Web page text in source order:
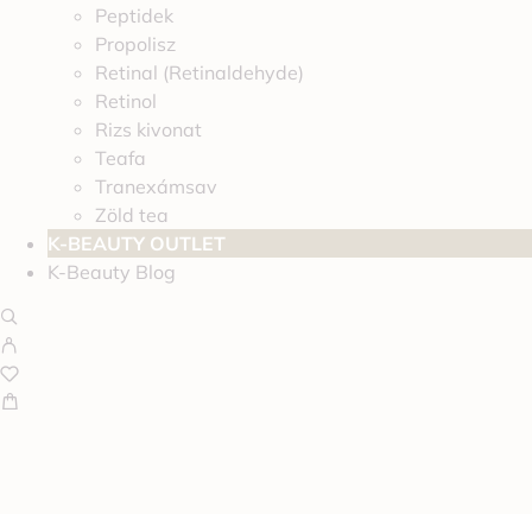
Peptidek
Propolisz
Retinal (Retinaldehyde)
Retinol
Rizs kivonat
Teafa
Tranexámsav
Zöld tea
K-BEAUTY OUTLET
K-Beauty Blog